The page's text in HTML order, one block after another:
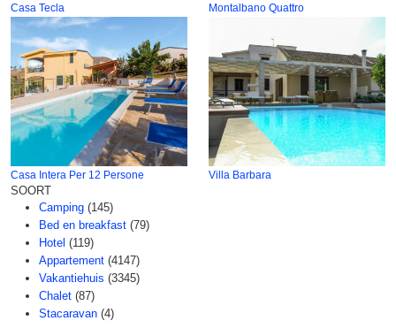
Casa Tecla Montalbano Quattro
Casa Intera Per 12 Persone Villa Barbara
SOORT
Camping (145)
Bed en breakfast (79)
Hotel (119)
Appartement (4147)
Vakantiehuis (3345)
Chalet (87)
Stacaravan (4)